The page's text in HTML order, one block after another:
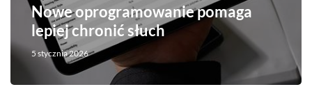
Nowe oprogramowanie pomaga
lepiej chronić słuch
5 stycznia 2026